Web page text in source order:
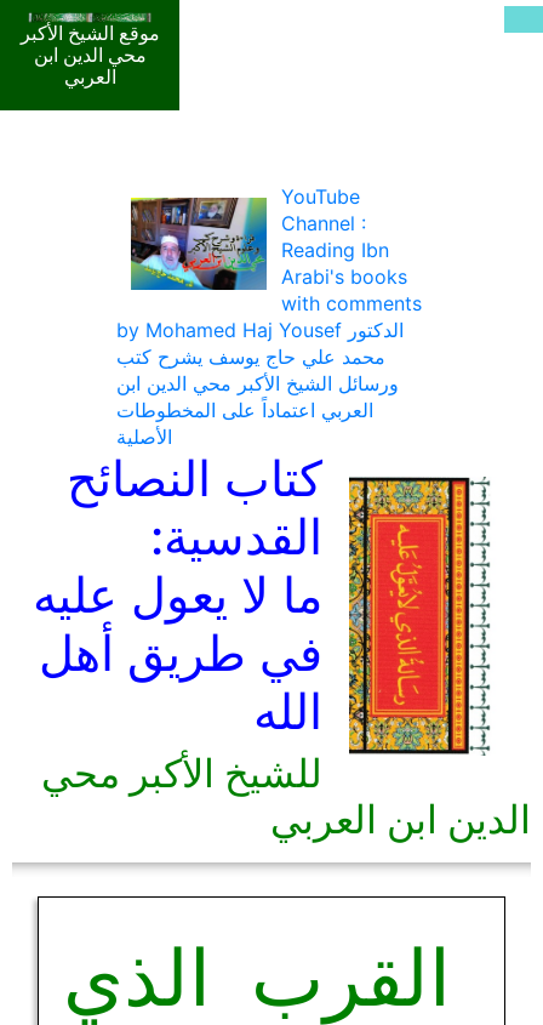
موقع الشيخ الأكبر
محي الدين ابن
العربي
YouTube
Channel :
Reading Ibn
Arabi's books
with comments
by Mohamed Haj Yousef الدكتور
محمد علي حاج يوسف يشرح كتب
ورسائل الشيخ الأكبر محي الدين ابن
العربي اعتماداً على المخطوطات
الأصلية
كتاب النصائح
القدسية:
ما لا يعول عليه
في طريق أهل
الله
للشيخ الأكبر محي
الدين ابن العربي
القرب الذي